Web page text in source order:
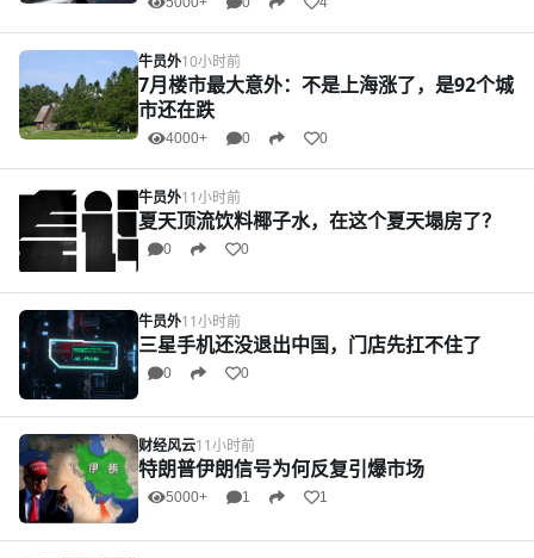
牛员外10小时前
7月楼市最大意外：不是上海涨了，是92个城
市还在跌
4000+ 0 0
牛员外11小时前
夏天顶流饮料椰子水，在这个夏天塌房了？
0 0
牛员外11小时前
三星手机还没退出中国，门店先扛不住了
0 0
财经风云11小时前
特朗普伊朗信号为何反复引爆市场
5000+ 1 1